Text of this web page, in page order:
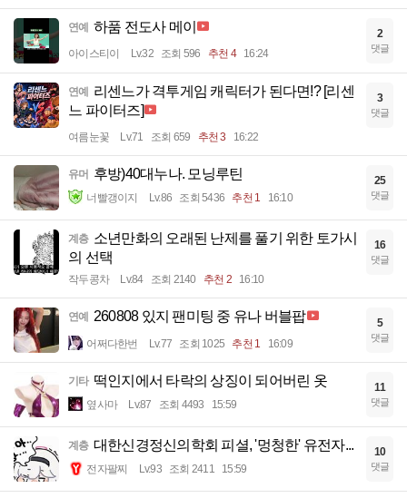
연예 하품 전도사 메이
아이스티이 Lv.32 조회 596 추천 4 16:24
2
댓글
연예
리센느가 격투게임 캐릭터가 된다면!? [리센
느 파이터즈]
여름눈꽃 Lv.71 조회 659 추천 3 16:22
3
댓글
유머 후방)40대누나. 모닝루틴
너빨갱이지 Lv.86 조회 5436 추천 1 16:10
25
댓글
계층 소년만화의 오래된 난제를 풀기 위한 토가시
의 선택
작두콩차 Lv.84 조회 2140 추천 2 16:10
16
댓글
연예 260808 있지 팬미팅 중 유나 버블팝
어쩌다한번 Lv.77 조회 1025 추천 1 16:09
5
댓글
기타 떡인지에서 타락의 상징이 되어버린 옷
옆사마 Lv.87 조회 4493 15:59
11
댓글
계층 대한신경정신의학회 피셜, '멍청한' 유전자...
전자팔찌 Lv.93 조회 2411 15:59
10
댓글